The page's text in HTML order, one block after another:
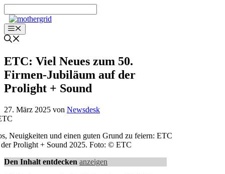
Inhalt
springenMenü
ETC: Viel Neues zum 50.
Firmen-Jubiläum auf der
Prolight + Sound
27. März 2025 von Newsdesk
Neuigkeiten und einen guten Grund zu feiern: ETC
Prolight + Sound 2025. Foto: © ETC
Den Inhalt entdecken anzeigen